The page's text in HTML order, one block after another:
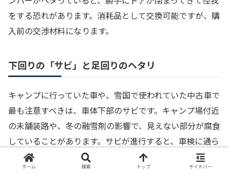
をする恐れがあります。消耗品として交換可能ですが、購
入前の交渉材料になります。
下回りの「サビ」と足回りのヘタリ
キャンプに行っていた車や、雪国で使われていた中古車で
最も注意すべきは、車体下部のサビです。キャンプ場付近
の未舗装路や、冬の融雪剤の影響で、見えない部分が腐食
していることがあります。サビが進行すると、車検に通ら
なかったり、走行の安全に関わったりします。
ホーム 検索 トップ サイドバー